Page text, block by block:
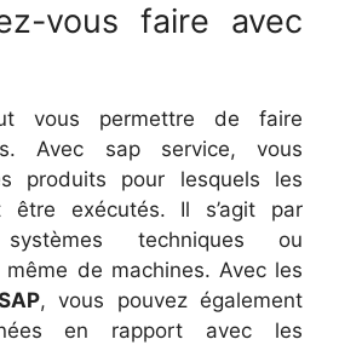
vous faire avec
vous permettre de faire
Avec sap service, vous
produits pour lesquels les
être exécutés. Il s’agit par
techniques ou
de machines. Avec les
, vous pouvez également
en rapport avec les